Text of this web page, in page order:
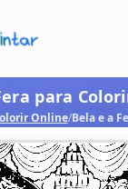
- PDF
para
Online/Bela e a